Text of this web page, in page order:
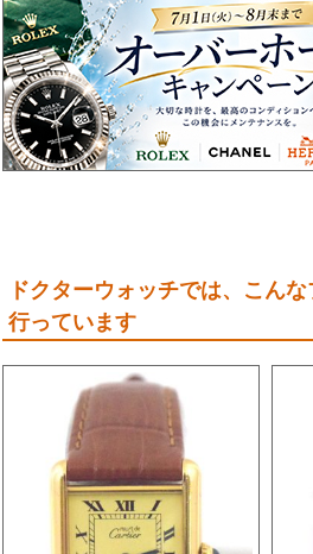
ドクターウォッチでは、こん
行っています